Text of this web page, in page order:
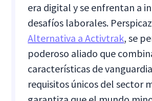
era digital y se enfrentan a
desafíos laborales.
Alternativa a Activtrak, se
poderoso aliado que
características de
requisitos únicos del sector